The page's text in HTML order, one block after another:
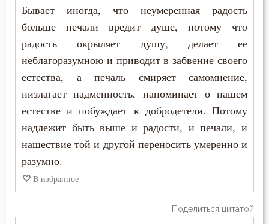
Состояние души после смерти
Сострадание
Спасение
Спаситель
Справедливость
Сребролюбие
Страдание
Бывает иногда, что неумеренная радость
больше печали вредит душе, потому что
радость окрыляет душу, делает ее
неблагоразумною и приводит в забвение своего
естества, а печаль смиряет самомнение,
низлагает надменность, напоминает о нашем
естестве и побуждает к добродетели. Потому
надлежит быть выше и радости, и печали, и
нашествие той и другой переносить умеренно и
разумно.
В избранное
Поделиться цитатой